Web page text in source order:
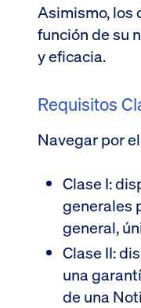
Asimismo, los
función de su
y eficacia.
Requisitos
Navegar por
Clase I:
generales
general,
Clase II:
una
de una